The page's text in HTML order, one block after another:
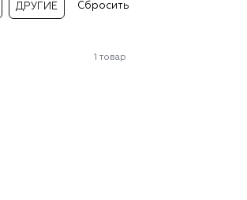
ДРУГИЕ Сбросить
1 товар